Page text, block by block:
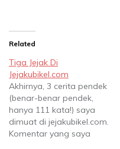
Related
Tiga Jejak Di
Jejakubikel.com
Akhirnya, 3 cerita pendek
(benar-benar pendek,
hanya 111 kata!) saya
dimuat di jejakubikel.com.
Komentar yang saya